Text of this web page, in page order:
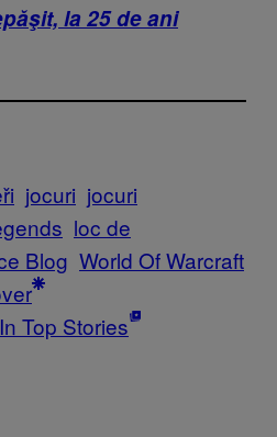
la 25 de ani
jocuri jocuri
loc de
Blog World Of Warcraft
Top Stories